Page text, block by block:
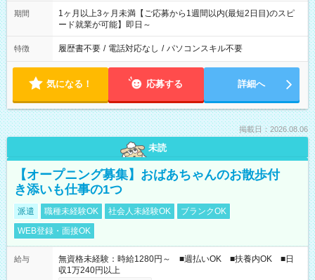
期間
1ヶ月以上3ヶ月未満【ご応募から1週間以内(最短2日目)のスピ
ード就業が可能】即日～
特徴 履歴書不要 / 電話対応なし / パソコンスキル不要
気になる！ 応募する 詳細へ
掲載日：2026.08.06
未読
【オープニング募集】おばあちゃんのお散歩付
き添いも仕事の1つ
派遣 職種未経験OK 社会人未経験OK
ブランクOK
WEB登録・面接OK
給与
無資格未経験：時給1280円～ ■週払いOK ■扶養内OK ■日
収1万240円以上